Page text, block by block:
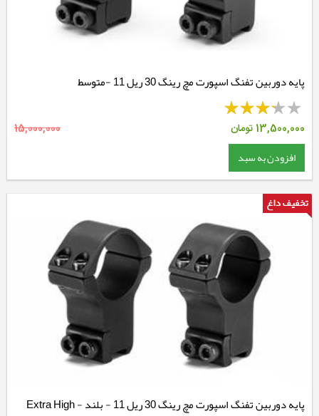
پایه دوربین تفنگ اسپورت مچ رینگ 30 ریل 11 -متوسط
13,500,000 تومان 15,000,000
افزودن به سبد
پایه دوربین تفنگ اسپورت مچ رینگ 30 ریل 11 - بلند - Extra High